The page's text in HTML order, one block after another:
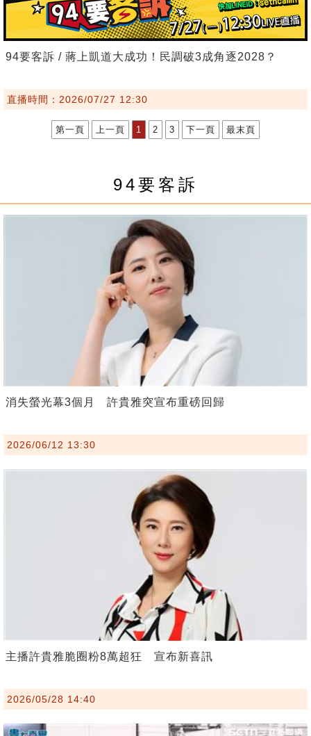
94要客訴 / 蔣上凱道大成功！民調破3成角逐2028？
直播時間：2026/07/27 12:30
第一頁 上一頁 1 2 3 下一頁 最末頁
94要客訴
消失螢光幕3個月 許貴雅突宣布重磅回歸
2026/06/12 13:30
主播許貴雅脆圈粉8萬超狂 宣布新喜訊
2026/05/28 14:40